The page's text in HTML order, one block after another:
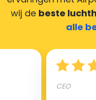
maken door uw
zorgen ervoor dat uw
Hoeveel kost een
wij de beste
alle
CEO